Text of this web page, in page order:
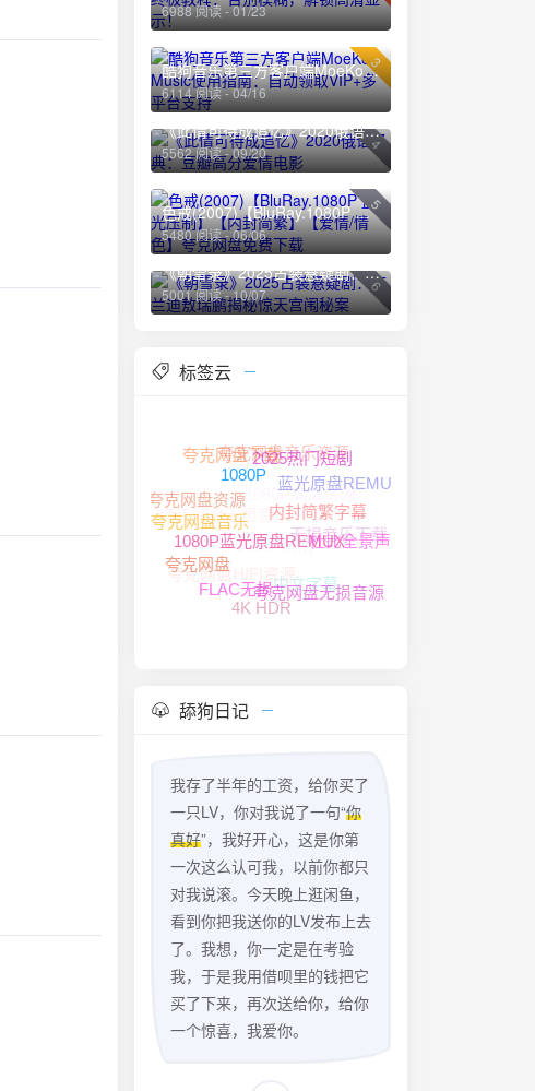
6988 阅读 - 01/23
3
酷狗音乐第三方客户端MoeKoe Music使用指南：自动领取VIP+多平台支持
6114 阅读 - 04/16
4
《此情可待成追忆》2020俄语经典：豆瓣高分爱情电影
5562 阅读 - 09/20
5
色戒(2007)【BluRay.1080P 蓝光压制】【内封简繁】【爱情/情色】夸克网盘免费下载
5480 阅读 - 06/06
6
《朝雪录》2025古装悬疑剧：李兰迪敖瑞鹏揭秘惊天宫闱秘案
5001 阅读 - 10/07
标签云
夸克网盘无损音乐
夸克网盘资源
夸克网盘下载
夸克网盘音乐资源
1080P高清资源
1080P高清
夸克网盘HIFI资源
夸克网盘
夸克网盘音乐
1080P
2025热门短剧
蓝光原盘REMUX
无损音乐下载
4K HDR
FLAC无损
1080P蓝光原盘REMUX
内封简繁字幕
杜比全景声
夸克网盘无损音源
舔狗日记
我存了半年的工资，给你买了
一只LV，你对我说了一句“你
真好”，我好开心，这是你第
一次这么认可我，以前你都只
对我说滚。今天晚上逛闲鱼，
看到你把我送你的LV发布上去
了。我想，你一定是在考验
我，于是我用借呗里的钱把它
买了下来，再次送给你，给你
一个惊喜，我爱你。